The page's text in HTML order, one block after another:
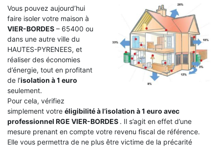
Vous pouvez aujourd’hui
faire isoler votre maison à
VIER-BORDES – 65400 ou
dans une autre ville du
HAUTES-PYRENEES, et
réaliser des économies
d’énergie, tout en profitant
de l’isolation à 1 euro
seulement.
Pour cela, vérifiez
simplement votre éligibilité à l’isolation à 1 euro avec
professionnel RGE VIER-BORDES . Il s’agit en effet d’une
mesure prenant en compte votre revenu fiscal de référence.
Elle vous permettra de ne plus être victime de la précarité